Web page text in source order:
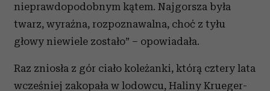
nieprawdopodobnym kątem. Najgorsza była
twarz, wyraźna, rozpoznawalna, choć z tyłu
głowy niewiele zostało” – opowiadała.
Raz zniosła z gór ciało koleżanki, którą cztery lata
wcześniej zakopała w lodowcu, Haliny Krueger-